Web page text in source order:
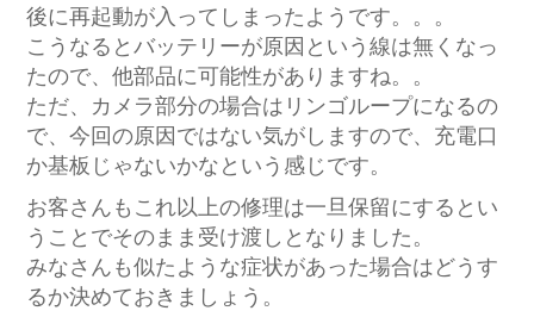
後に再起動が入ってしまったようです。。。
こうなるとバッテリーが原因という線は無くなっ
たので、他部品に可能性がありますね。。
ただ、カメラ部分の場合はリンゴループになるの
で、今回の原因ではない気がしますので、充電口
か基板じゃないかなという感じです。
お客さんもこれ以上の修理は一旦保留にするとい
うことでそのまま受け渡しとなりました。
みなさんも似たような症状があった場合はどうす
るか決めておきましょう。